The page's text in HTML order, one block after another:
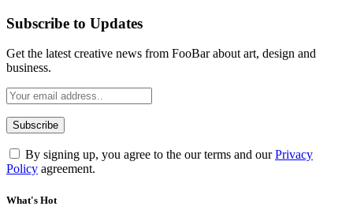
Subscribe to Updates
Get the latest creative news from FooBar about art, design and
business.
By signing up, you agree to the our terms and ourPrivacy
Policy agreement.
What's Hot